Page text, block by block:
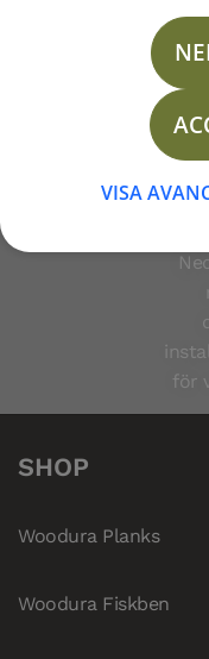
VISA
för
för
Nadura
Nadura
SHOP
Woodura Planks
Woodura Fiskben